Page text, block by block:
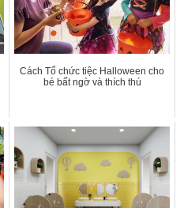
Cách Tổ chức tiệc Halloween cho
bé bất ngờ và thích thú